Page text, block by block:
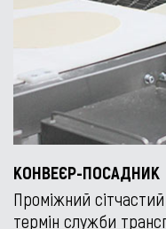
КОНВЕЄР-ПОСАДНИК
Проміжний
термін служби